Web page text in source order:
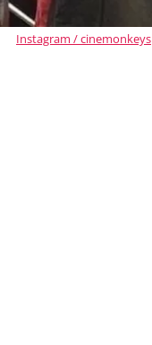
Instagram / cinemonkeys